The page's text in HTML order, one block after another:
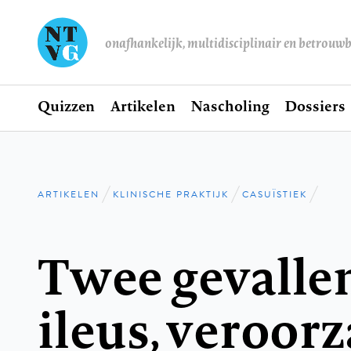
onafhankelijk, multidisciplinair en
Hoofdnavigatie
Home
Quizzen Artikelen Nascholing Dossiers
Kruimelpad
ARTIKELEN KLINISCHE PRAKTIJK CASUÏSTIEK
Twee
ileus,